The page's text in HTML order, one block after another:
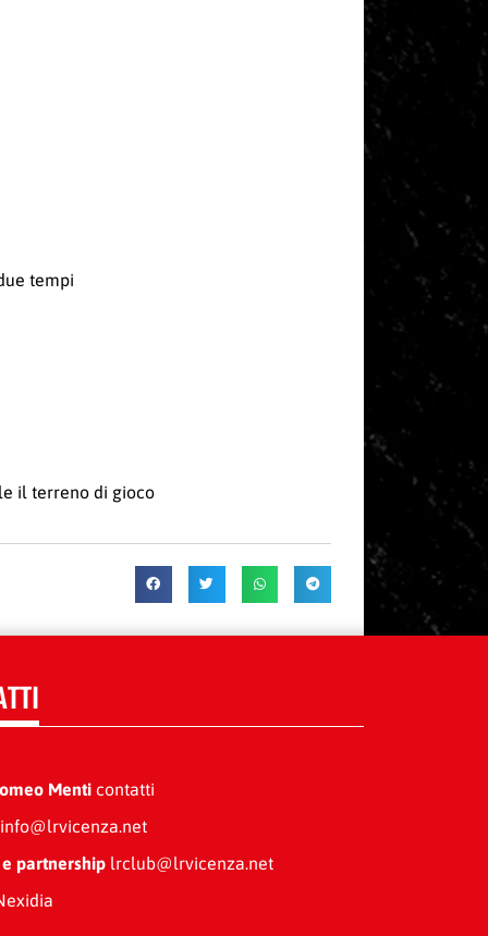
tempi
il terreno di gioco
Menticontatti
partnershiplrclub@lrvicenza.net